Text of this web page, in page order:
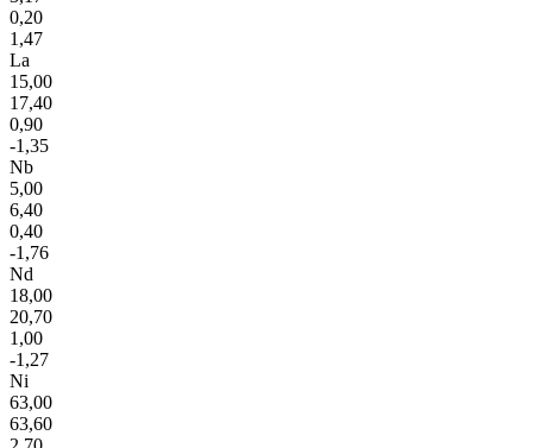
0,20
1,47
La
15,00
17,40
0,90
-1,35
Nb
5,00
6,40
0,40
-1,76
Nd
18,00
20,70
1,00
-1,27
Ni
63,00
63,60